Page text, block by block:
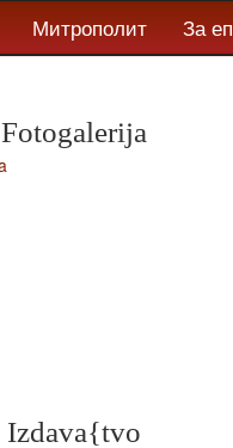
Митрополит За
Fotogalerija
Izdava{tvo